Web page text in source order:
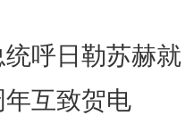
呼日勒苏赫就
年互致贺电